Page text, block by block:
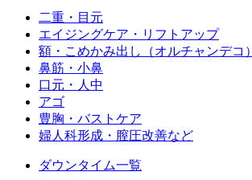
二重・目元
エイジングケア・リフトアップ
額・こめかみ出し（オルチャンデコ）
鼻筋・小鼻
口元・人中
アゴ
豊胸・バストケア
婦人科形成・膣圧改善など
ダウンタイム一覧